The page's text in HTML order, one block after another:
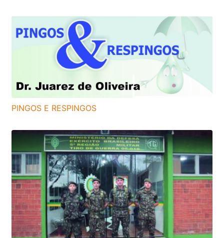
PINGOS E RESPINGOS